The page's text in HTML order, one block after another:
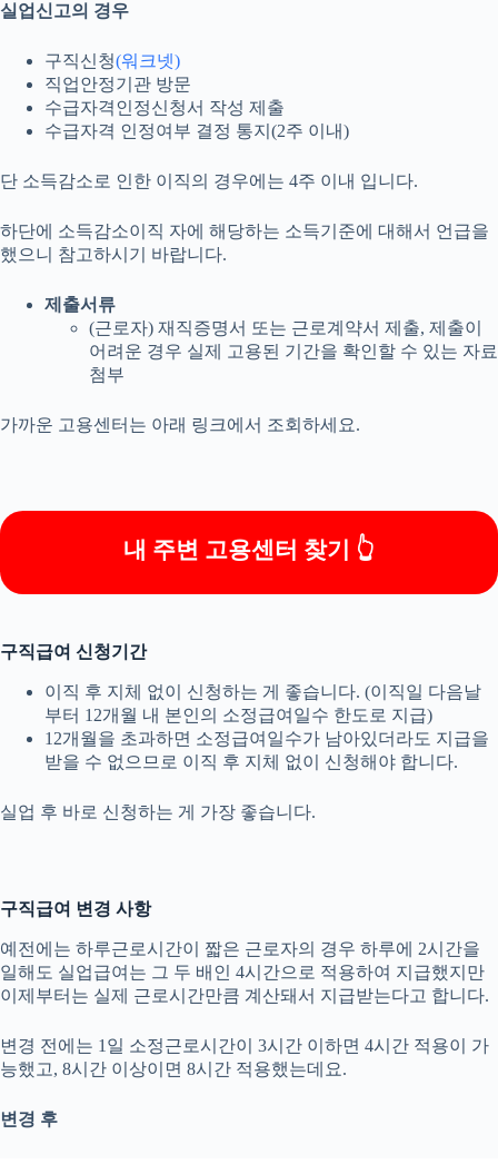
실업신고의 경우
구직신청(워크넷)
직업안정기관 방문
수급자격인정신청서 작성 제출
수급자격 인정여부 결정 통지(2주 이내)
단 소득감소로 인한 이직의 경우에는 4주 이내 입니다.
하단에 소득감소이직 자에 해당하는 소득기준에 대해서 언급을
했으니 참고하시기 바랍니다.
제출서류
(근로자) 재직증명서 또는 근로계약서 제출, 제출이
어려운 경우 실제 고용된 기간을 확인할 수 있는 자료
첨부
가까운 고용센터는 아래 링크에서 조회하세요.
내 주변 고용센터 찾기 👆
구직급여 신청기간
이직 후 지체 없이 신청하는 게 좋습니다. (이직일 다음날
부터 12개월 내 본인의 소정급여일수 한도로 지급)
12개월을 초과하면 소정급여일수가 남아있더라도 지급을
받을 수 없으므로 이직 후 지체 없이 신청해야 합니다.
실업 후 바로 신청하는 게 가장 좋습니다.
구직급여 변경 사항
예전에는 하루근로시간이 짧은 근로자의 경우 하루에 2시간을
일해도 실업급여는 그 두 배인 4시간으로 적용하여 지급했지만
이제부터는 실제 근로시간만큼 계산돼서 지급받는다고 합니다.
변경 전에는 1일 소정근로시간이 3시간 이하면 4시간 적용이 가
능했고, 8시간 이상이면 8시간 적용했는데요.
변경 후